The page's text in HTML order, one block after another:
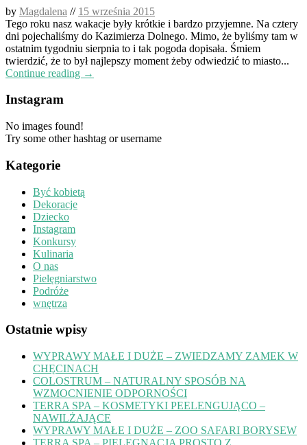
by Magdalena // 15 września 2015
Tego roku nasz wakacje były krótkie i bardzo przyjemne. Na cztery
dni pojechaliśmy do Kazimierza Dolnego. Mimo, że byliśmy tam w
ostatnim tygodniu sierpnia to i tak pogoda dopisała. Śmiem
twierdzić, że to był najlepszy moment żeby odwiedzić to miasto...
Continue reading →
Instagram
No images found!
Try some other hashtag or username
Kategorie
Być kobietą
Dekoracje
Dziecko
Instagram
Konkursy
Kulinaria
O nas
Pielęgniarstwo
Podróże
wnętrza
Ostatnie wpisy
WYPRAWY MAŁE I DUŻE – ZWIEDZAMY ZAMEK W
CHĘCINACH
COLOSTRUM – NATURALNY SPOSÓB NA
WZMOCNIENIE ODPORNOŚCI
TERRA SPA – KOSMETYKI PEELENGUJĄCO –
NAWILŻAJĄCE
WYPRAWY MAŁE I DUŻE – ZOO SAFARI BORYSEW
TERRA SPA – PIELĘGNACJA PROSTO Z